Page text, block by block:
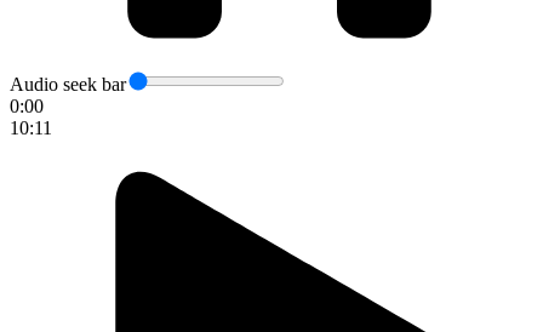
Audio seek bar
0:00
10:11